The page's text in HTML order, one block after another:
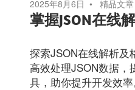
2025年8月6日 精品文章
掌握JSON在线
探索JSON在线解析及
高效处理JSON数据，
具，助你提升开发效率